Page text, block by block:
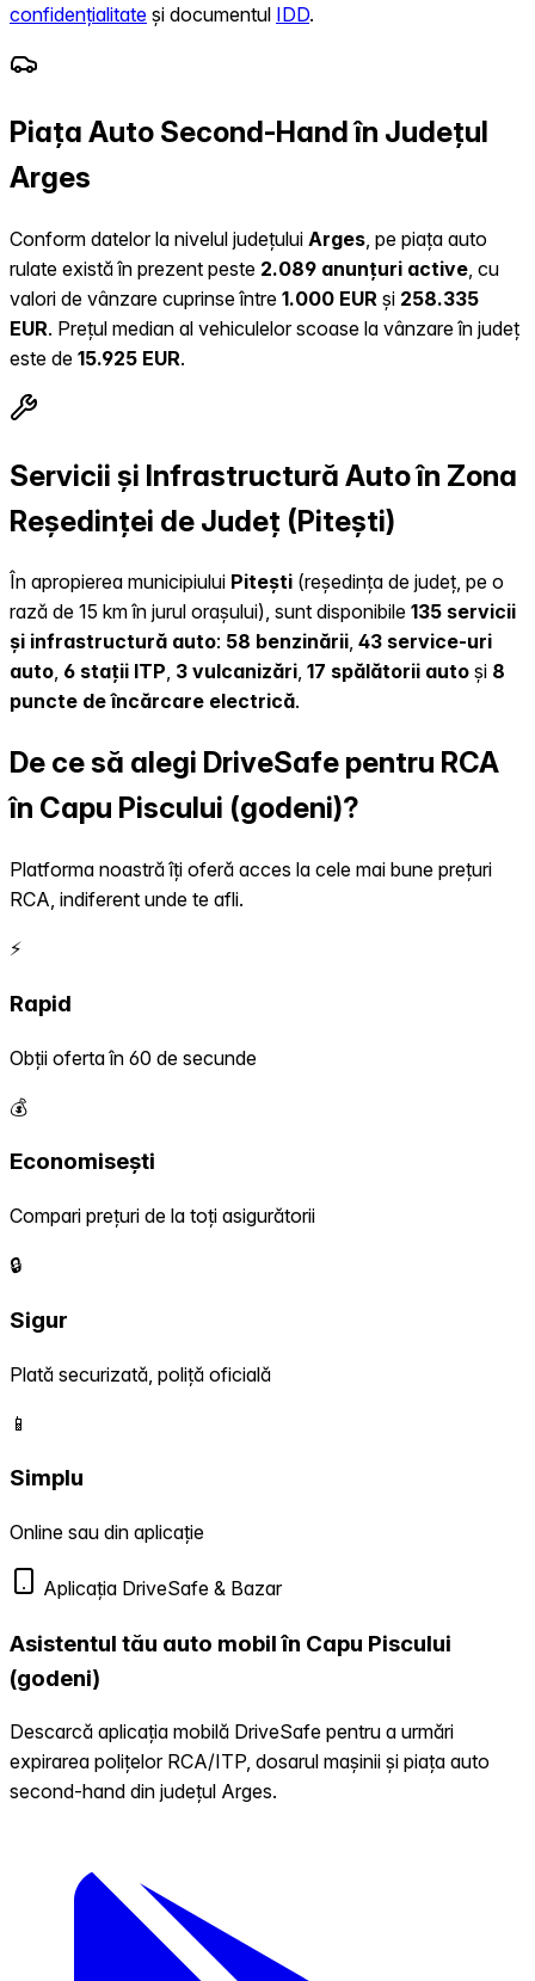
confidențialitate și documentul IDD.
Piața Auto Second-Hand în Județul
Arges
Conform datelor la nivelul județului Arges , pe piața auto
rulate există în prezent peste 2.089 anunțuri active , cu
valori de vânzare cuprinse între 1.000 EUR și 258.335
EUR. Prețul median al vehiculelor scoase la vânzare în județ
este de 15.925 EUR.
Servicii și Infrastructură Auto în Zona
Reședinței de Județ (Pitești)
În apropierea municipiului Pitești (reședința de județ, pe o
rază de 15 km în jurul orașului), sunt disponibile 135 servicii
și infrastructură auto: 58 benzinării, 43 service-uri
auto, 6 stații ITP, 3 vulcanizări, 17 spălătorii auto și 8
puncte de încărcare electrică.
De ce să alegi DriveSafe pentru RCA
în Capu Piscului (godeni)?
Platforma noastră îți oferă acces la cele mai bune prețuri
RCA, indiferent unde te afli.
⚡
Rapid
Obții oferta în 60 de secunde
💰
Economisești
Compari prețuri de la toți asigurătorii
🔒
Sigur
Plată securizată, poliță oficială
📱
Simplu
Online sau din aplicație
Aplicația DriveSafe & Bazar
Asistentul tău auto mobil în Capu Piscului
(godeni)
Descarcă aplicația mobilă DriveSafe pentru a urmări
expirarea polițelor RCA/ITP, dosarul mașinii și piața auto
second-hand din județul Arges.